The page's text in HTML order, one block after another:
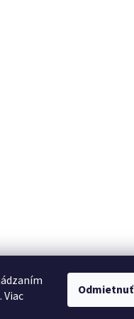
Odmietnuť